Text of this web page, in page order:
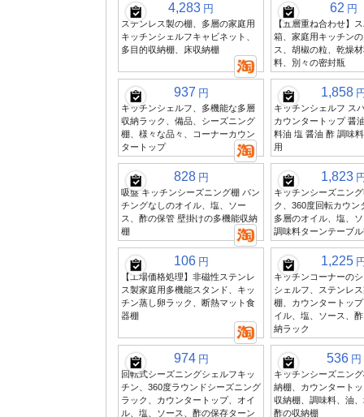
4,283 円
ステンレス製の棚、多層の家庭用
キッチンシェルフキャビネット、
多目的収納棚、床収納棚
62 円
【五層重ね合わせ】
箱、家庭用キッチン
ス、胡椒の粒、乾燥
料、別々の密封瓶
937 円
キッチンシェルフ、多機能な多層
収納ラック、備品、シーズニング
棚、様々な品々、コーナーカウン
タートップ
1,858
キッチンシェルフ ス
カウンタートップ 醤
料油 塩 醤油 酢 調味
用
828 円
吸盤 キッチンシーズニング棚 パン
チングなしのオイル、塩、ソー
ス、酢の保管 壁掛けの多機能収納
棚
1,823
キッチンシーズニン
ク、360度回転カウン
多層のオイル、塩、
調味料ターンテーブ
106 円
【工場価格処理】非磁性ステンレ
ス製家庭用多機能スタンド、キッ
チン蒸し卵ラック、断熱マット食
器棚
1,225
キッチンコーナーの
シェルフ、ステンレ
棚、カウンタートッ
イル、塩、ソース、
納ラック
974 円
回転式シーズニングシェルフキッ
チン、360度ラウンドシーズニング
ラック、カウンタートップ、オイ
ル、塩、ソース、酢の保存ターン
536 円
キッチンシーズニン
納棚、カウンタート
収納棚、調味料、油
酢の収納棚